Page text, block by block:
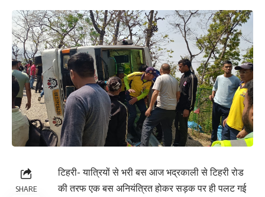
SHARE
टिहरी- यात्रियों से भरी बस आज भद्रकाली से टिहरी रोड
की तरफ एक बस अनियंत्रित होकर सड़क पर ही पलट गई